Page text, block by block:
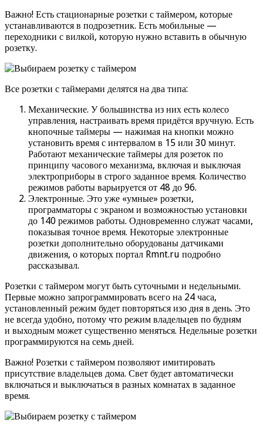
Важно! Есть стационарные розетки с таймером, которые
устанавливаются в подрозетник. Есть мобильные —
переходники с вилкой, которую нужно вставить в обычную
розетку.
Все розетки с таймерами делятся на два типа:
Механические. У большинства из них есть колесо
управления, настраивать время придётся вручную. Есть
кнопочные таймеры — нажимая на кнопки можно
установить время с интервалом в 15 или 30 минут.
Работают механические таймеры для розеток по
принципу часового механизма, включая и выключая
электроприборы в строго заданное время. Количество
режимов работы варьируется от 48 до 96.
Электронные. Это уже «умные» розетки,
программаторы с экраном и возможностью установки
до 140 режимов работы. Одновременно служат часами,
показывая точное время. Некоторые электронные
розетки дополнительно оборудованы датчиками
движения, о которых портал Rmnt.ru подробно
рассказывал.
Розетки с таймером могут быть суточными и недельными.
Первые можно запрограммировать всего на 24 часа,
установленный режим будет повторяться изо дня в день. Это
не всегда удобно, потому что режим владельцев по будням
и выходным может существенно меняться. Недельные розетки
программируются на семь дней.
Важно! Розетки с таймером позволяют имитировать
присутствие владельцев дома. Свет будет автоматически
включаться и выключаться в разных комнатах в заданное
время.